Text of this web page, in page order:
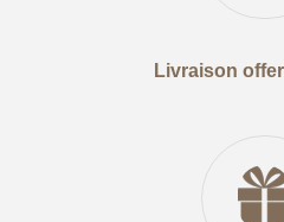
Livraison